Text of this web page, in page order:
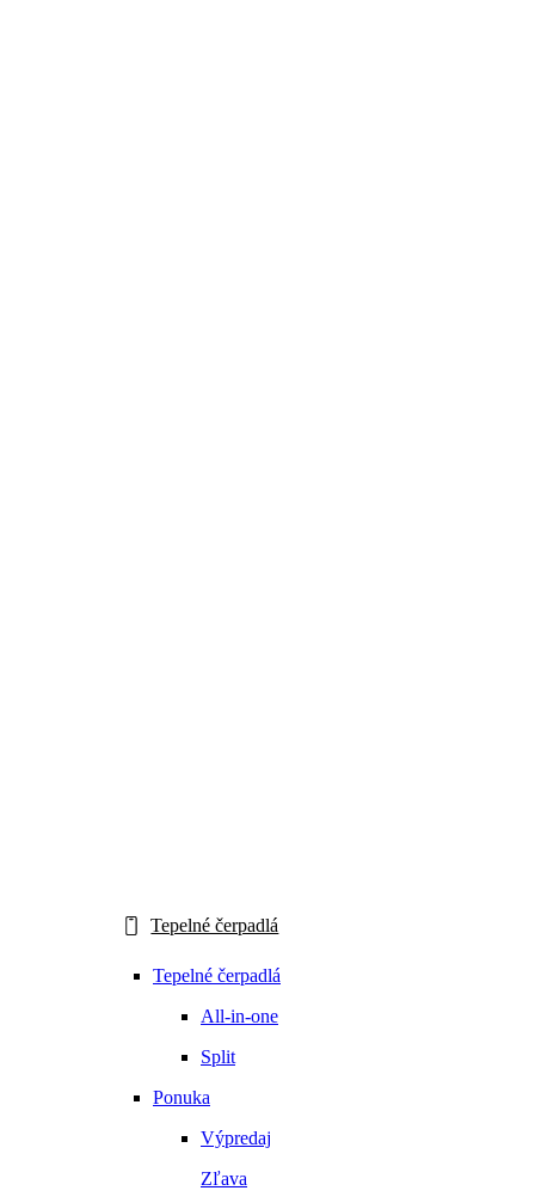
Tepelné čerpadlá
Tepelné čerpadlá
All-in-one
Split
Ponuka
Výpredaj
Zľava